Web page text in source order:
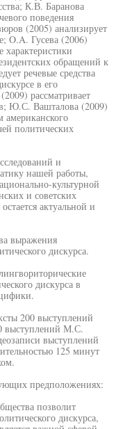
К.В. Баранова
поведения
(2005) анализирует
O.A. Гусева (2006)
характеристики
обращений к
речевые средства
в его
рассматривает
Ю.С. Вашталова (2009)
американского
политических
и
нашей работы,
культурной
и советских
актуальной и
выражения
дискурса.
дискурса в
200 выступлений
выступлений М.С.
выступлений
125 минут
предположениях:
позволит
дискурса,